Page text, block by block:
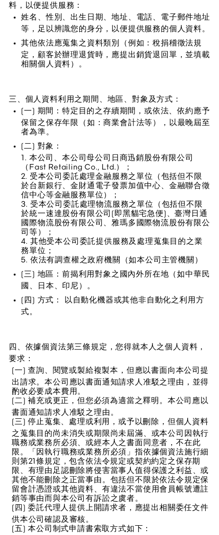
料，以便提供服務：
姓名、性別、出生日期、地址、電話、電子郵件地址
等，足以辨識您的身分，以便提供服務的個人資料。
其他依法應蒐集之資料類別（例如：稅捐稽徵法規
定，顧客於辦理退貨時，應提出銷貨退回單，並填載
相關個人資料）。
三、個人資料利用之期間、地區、對象及方式：
(一) 期間：特定目的之存續期間，或依法、依約應予
保留之保存年限（如：商業會計法等），以最晚屆至
者為準。
(二) 對象：
1. 本公司、本公司母公司日商迅銷股份有限公司
（Fast Retailing Co., Ltd.）；
2. 受本公司委託處理金融服務之單位（包括但不限
於台新銀行、金財通電子發票加值中心、金融聯合徵
信中心等金融服務單位）；
3. 受本公司委託處理物流服務之單位（包括但不限
於統一速達股份有限公司(即黑貓宅急便)、臺灣日通
國際物流股份有限公司、雅瑪多國際物流股份有限公
司等）；
4. 其他受本公司委託提供服務及處理蒐集目的之業
務單位；
5. 依法有調查權之政府機關（如本公司主管機關）
(三) 地區：前揭利用對象之國內外所在地（如中華民
國、日本、印尼）。
(四) 方式： 以自動化機器或其他非自動化之利用方
式。
四、依據個資法第三條規定，您得就本人之個人資料，
要求：
(一) 查詢、閱覽或製給複製本，但應以書面向本公司提
出請求。本公司應以書面通知請求人准駁之理由，並得
酌收必要成本費用。
(二) 補充或更正，但您必須為適當之釋明。本公司應以
書面通知請求人准駁之理由。
(三) 停止蒐集、處理或利用，或予以刪除，但個人資料
之蒐集目的尚未消失或期限尚未屆滿、或本公司因執行
職務或業務所必須、或經本人之書面同意者，不在此
限。「因執行職務或業務所必須」指依據個資法施行細
則第21條規定，包含依法令規定或契約約定之保存期
限、有理由足認刪除將侵害當事人值得保護之利益、或
其他不能刪除之正當事由。包括但不限於依法令規定保
留會計憑證或其他資料、有違法不當使用會員帳號遭註
銷等事由而與本公司有訴訟之虞者。
(四) 委託代理人提供上開請求者，應提出相關委任文件
供本公司確認及審核。
(五) 本公司制式申請書索取方式如下：